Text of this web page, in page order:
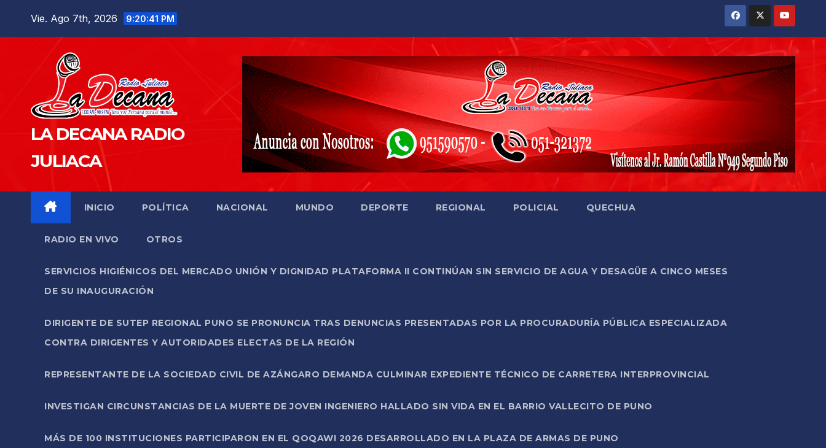
Vie. Ago 7th, 2026 9:20:42 PM
LA DECANA RADIO
JULIACA
INICIO POLÍTICA NACIONAL MUNDO DEPORTE REGIONAL POLICIAL QUECHUA
RADIO EN VIVO OTROS
SERVICIOS HIGIÉNICOS DEL MERCADO UNIÓN Y DIGNIDAD PLATAFORMA II CONTINÚAN SIN SERVICIO DE AGUA Y DESAGÜE A CINCO MESES
DE SU INAUGURACIÓN
DIRIGENTE DE SUTEP REGIONAL PUNO SE PRONUNCIA TRAS DENUNCIAS PRESENTADAS POR LA PROCURADURÍA PÚBLICA ESPECIALIZADA
CONTRA DIRIGENTES Y AUTORIDADES ELECTAS DE LA REGIÓN
REPRESENTANTE DE LA SOCIEDAD CIVIL DE AZÁNGARO DEMANDA CULMINAR EXPEDIENTE TÉCNICO DE CARRETERA INTERPROVINCIAL
INVESTIGAN CIRCUNSTANCIAS DE LA MUERTE DE JOVEN INGENIERO HALLADO SIN VIDA EN EL BARRIO VALLECITO DE PUNO
MÁS DE 100 INSTITUCIONES PARTICIPARON EN EL QOQAWI 2026 DESARROLLADO EN LA PLAZA DE ARMAS DE PUNO